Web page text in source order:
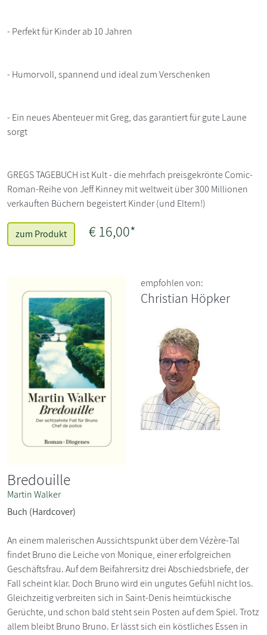
- Perfekt für Kinder ab 10 Jahren
- Humorvoll, spannend und ideal zum Verschenken
- Ein neues Abenteuer mit Greg, das garantiert für gute Laune
sorgt
GREGS TAGEBUCH ist Kult - die mehrfach preisgekrönte Comic-
Roman-Reihe von Jeff Kinney mit weltweit über 300 Millionen
verkauften Büchern begeistert Kinder (und Eltern!)
zum Produkt € 16,00*
empfohlen von:
Christian Höpker
Bredouille
Martin Walker
Buch (Hardcover)
An einem malerischen Aussichtspunkt über dem Vézère-Tal
findet Bruno die Leiche von Monique, einer erfolgreichen
Geschäftsfrau. Auf dem Beifahrersitz drei Abschiedsbriefe, der
Fall scheint klar. Doch Bruno wird ein ungutes Gefühl nicht los.
Gleichzeitig verbreiten sich in Saint-Denis heimtückische
Gerüchte, und schon bald steht sein Posten auf dem Spiel. Trotz
allem bleibt Bruno Bruno. Er lässt sich ein köstliches Essen in